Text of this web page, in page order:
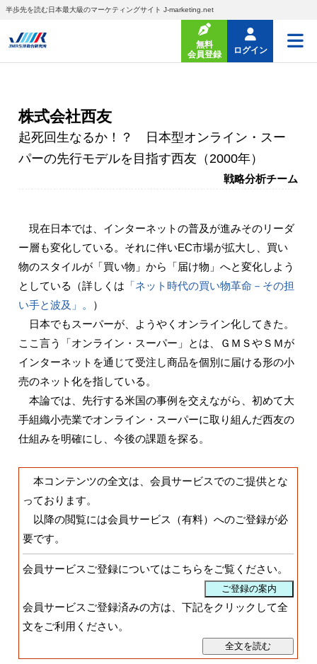
半歩先を読む日本最大級のマーケティングサイト J-marketing.net
無料
会員登録
ログイン
株式会社西友
起死回生なるか！？ 日本型オンライン・スー
パーの先行モデルを目指す西友（2000年）
戦略分析チーム
現在日本では、インターネットの普及が進みそのリーダ
ー層も変化している。それに伴いEC市場が拡大し、買い
物のスタイルが「買い物」から「届け物」へと変化しよう
としている（詳しくは 「ネット時代の買い物革命－その担
い手と波及」。
）
日本でもスーパーが、ようやくオンライン化してきた。
ここ言う「オンライン・スーパー」とは、ＧＭＳやＳＭが
インターネットを通じて受注し商品を個別に届ける形の小
売のネット化を指している。
本論では、先行する米国の事例を交えながら、初めて大
手組織小売業でオンライン・スーパーに取り組んだ西友の
仕組みを明確にし、今後の課題を探る。
本コンテンツの全文は、会員サービスでのご提供とな
っております。
以降の閲覧には会員サービス（有料）へのご登録が必
要です。
会員サービスご登録についてはこちらをご覧ください。
会員サービスご登録済みの方は、下記をクリックして全
文をご利用ください。